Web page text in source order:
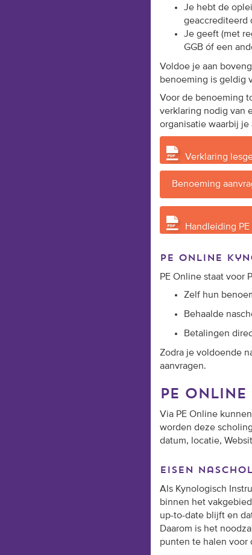
Je hebt de
geaccrediteerd
Je geeft (met
GGB óf een
Voldoe je aan
benoeming is geldig
Voor de benoeming
verklaring nodig van
organisatie waarbij
Verklaring
Benoeming
Handleiding
pe online
PE Online staat voor
Zelf hun
Behaalde
Betalingen
Zodra je voldoende
aanvragen.
pe
Via PE Online
worden deze
datum, l ocatie,
eisen
Als Kynologisch
binnen het
up-to-date blijft en
Daarom is het
punten te halen voor